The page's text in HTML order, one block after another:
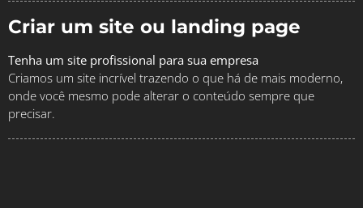
Criar um site ou landing page
Tenha um site profissional para sua empresa
Criamos um site incrível trazendo o que há de mais moderno,
onde você mesmo pode alterar o conteúdo sempre que
precisar.